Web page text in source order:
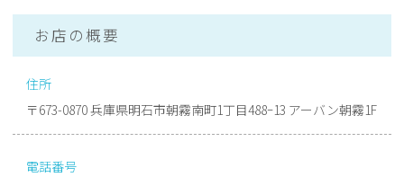
お店の概要
住所
〒673-0870 兵庫県明石市朝霧南町1丁目488ｰ13 アーバン朝霧1F
電話番号